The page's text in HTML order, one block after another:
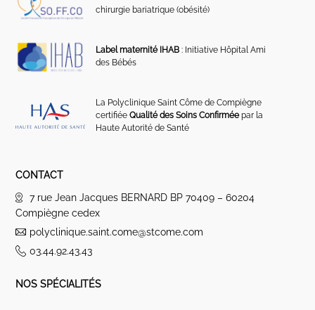
chirurgie bariatrique (obésité)
Label maternité IHAB : Initiative Hôpital Ami
des Bébés
La Polyclinique Saint Côme de Compiègne
certifiéeQualité des Soins Confirméepar la
Haute Autorité de Santé
CONTACT
7 rue Jean Jacques BERNARD BP 70409 – 60204
Compiègne cedex
polyclinique.saint.come@stcome.com
03.44.92.43.43
NOS SPÉCIALITÉS